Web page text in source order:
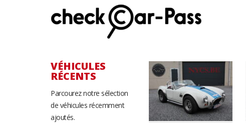
VÉHICULES
RÉCENTS
Parcourez notre sélection
de véhicules récemment
ajoutés.